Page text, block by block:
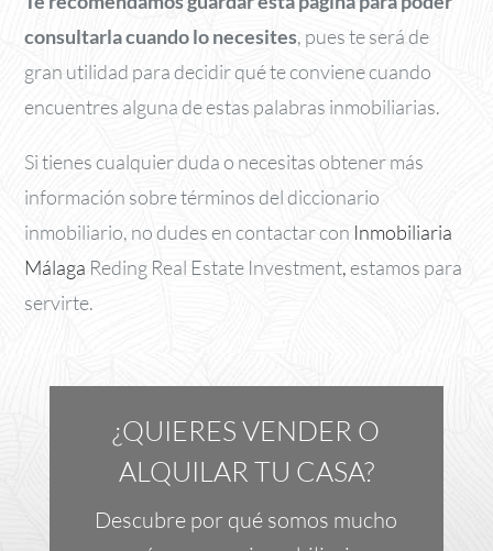
consultarla cuando lo necesites, pues te será de
gran utilidad para decidir qué te conviene cuando
encuentres alguna de estas palabras inmobiliarias.
Si tienes cualquier duda o necesitas obtener más
información sobre términos del diccionario
inmobiliario, no dudes en contactar con Inmobiliaria
Málaga Reding Real Estate Investment,estamos para
servirte.
¿QUIERES VENDER O
ALQUILAR TU CASA?
Descubre por qué somos mucho